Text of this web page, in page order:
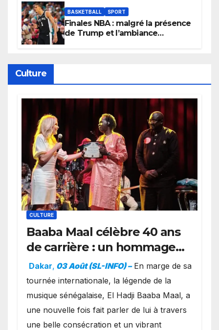
BASKETBALL SPORT
Finales NBA : malgré la présence
de Trump et l’ambiance
Culture
CULTURE
Baaba Maal célèbre 40 ans
de carrière : un hommage
exceptionnel à Oslo en
présence de la famille
royale.
Dakar, 03 Août (SL-INFO) – ​En marge de sa
tournée internationale, la légende de la
musique sénégalaise, El Hadji Baaba Maal, a
une nouvelle fois fait parler de lui à travers
une belle consécration et un vibrant